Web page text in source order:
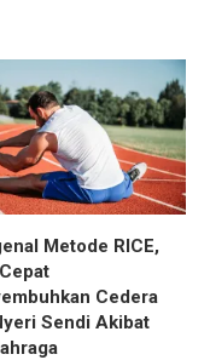
Metode RICE,
Cedera
Sendi Akibat